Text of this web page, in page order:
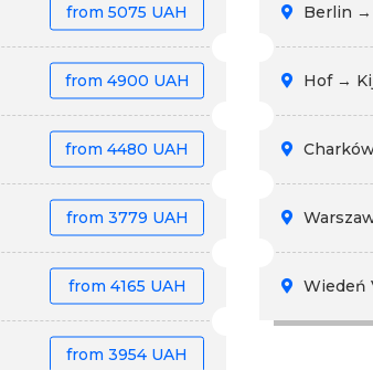
from 5075 UAH
from 4900 UAH
from 4480 UAH
from 3779 UAH
from 4165 UAH
from 3954 UAH
Berlin
Hof →
Wiedeń